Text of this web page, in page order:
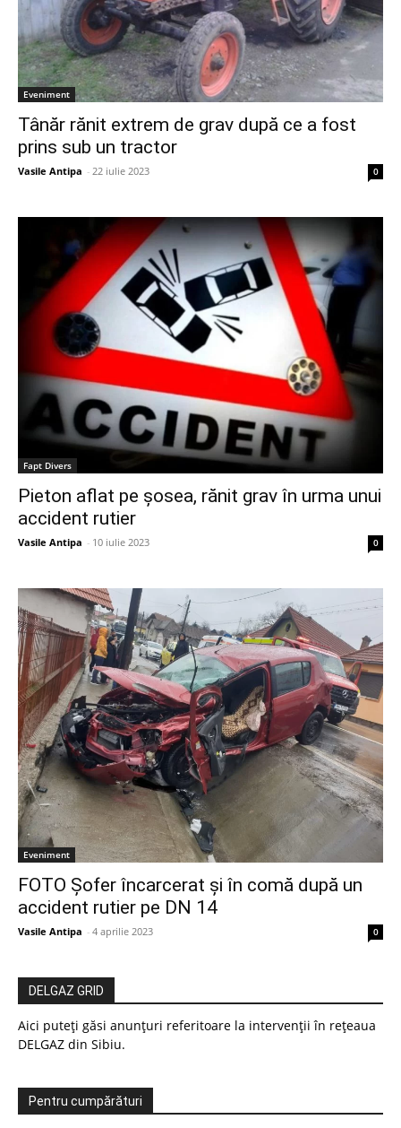
Eveniment
Tânăr rănit extrem de grav după ce a fost
prins sub un tractor
Vasile Antipa - 22 iulie 2023 0
Fapt Divers
Pieton aflat pe șosea, rănit grav în urma unui
accident rutier
Vasile Antipa - 10 iulie 2023 0
Eveniment
FOTO Șofer încarcerat și în comă după un
accident rutier pe DN 14
Vasile Antipa - 4 aprilie 2023 0
DELGAZ GRID
Aici puteți găsi anunțuri referitoare la intervenții în rețeaua
DELGAZ din Sibiu.
Pentru cumpărături